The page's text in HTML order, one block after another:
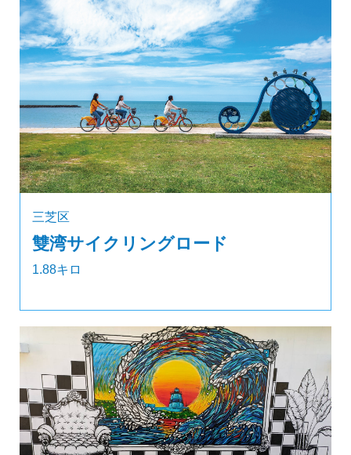
三芝区
雙湾サイクリングロード
1.88キロ